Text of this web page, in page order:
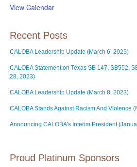
View Calendar
Recent Posts
CALOBA Leadership Update (March 6, 2025)
CALOBA Statement on Texas SB 147, SB552,
28, 2023)
CALOBA Leadership Update (March 8, 2023)
CALOBA Stands Against Racism And Violence
Announcing CALOBA’s Interim President
Proud Platinum Sponsors